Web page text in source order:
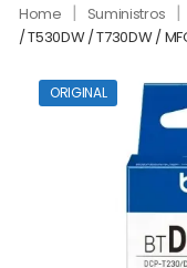
Home | Suministros |
/ T530DW / T730DW /
ORIGINAL